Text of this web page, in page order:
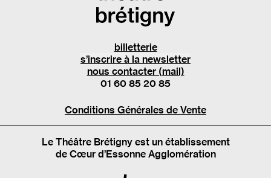
billetterie
s’inscrire à la newsletter
nous contacter (mail)
01 60 85 20 85
Conditions Générales de Vente
Le Théâtre Brétigny est un établissement
de Cœur d’Essonne Agglomération